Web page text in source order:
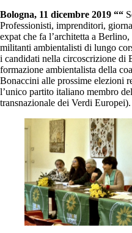
Bologna, 11 dicembre 2019 ““
Professionisti, imprenditori,
expat che fa l’architetta a
militanti ambientalisti di lungo
i candidati nella circoscrizione di
formazione ambientalista della
Bonaccini alle prossime elezioni
l’unico partito italiano membro
transnazionale dei Verdi Europei).